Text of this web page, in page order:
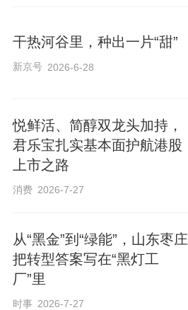
干热河谷里，种出一片“甜”
新京号 2026-6-28
悦鲜活、简醇双龙头加持，
君乐宝扎实基本面护航港股
上市之路
消费 2026-7-27
从“黑金”到“绿能”，山东枣庄
把转型答案写在“黑灯工
厂”里
时事 2026-7-27